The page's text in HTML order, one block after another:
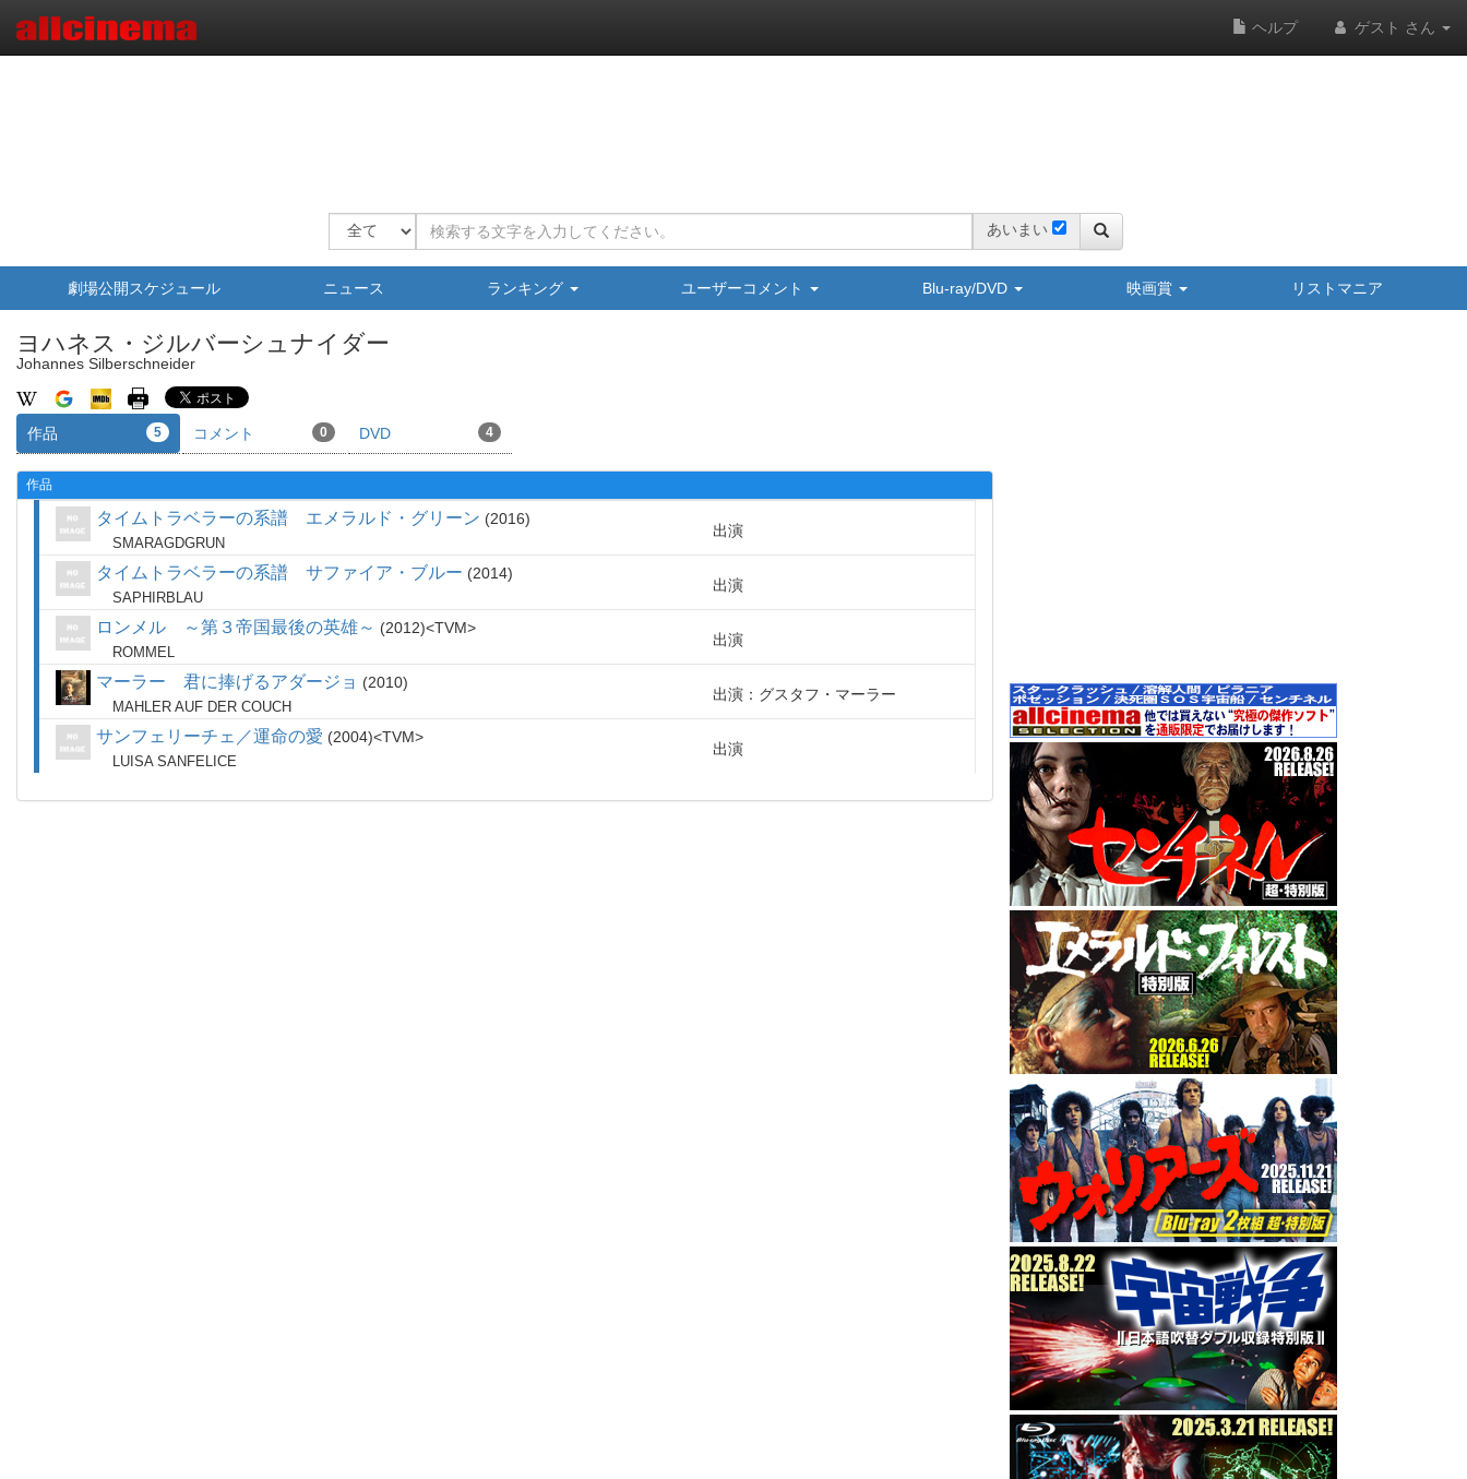
ヘルプ ゲスト さん
あいまい
劇場公開スケジュール ニュース ランキング ユーザーコメント Blu-ray/DVD 映画賞 リストマニア
ヨハネス・ジルバーシュナイダー
Johannes Silberschneider
作品 5 コメント 0 DVD 4
作品
タイムトラベラーの系譜 エメラルド・グリーン 2016
SMARAGDGRUN
出演
タイムトラベラーの系譜 サファイア・ブルー 2014
SAPHIRBLAU
出演
ロンメル ～第３帝国最後の英雄～ 2012 TVM
ROMMEL
出演
マーラー 君に捧げるアダージョ 2010
MAHLER AUF DER COUCH
出演：グスタフ・マーラー
サンフェリーチェ／運命の愛 2004 TVM
LUISA SANFELICE
出演